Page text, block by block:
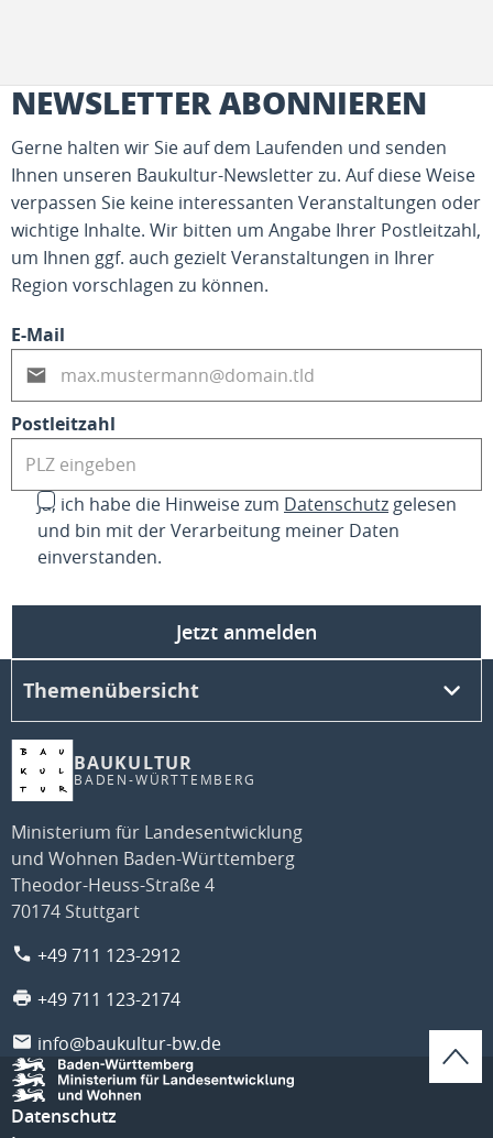
NEWSLETTER ABONNIEREN
Gerne halten wir Sie auf dem Laufenden und senden
Ihnen unseren Baukultur-Newsletter zu. Auf diese Weise
verpassen Sie keine interessanten Veranstaltungen oder
wichtige Inhalte. Wir bitten um Angabe Ihrer Postleitzahl,
um Ihnen ggf. auch gezielt Veranstaltungen in Ihrer
Region vorschlagen zu können.
E-Mail
Postleitzahl
Ja, ich habe die Hinweise zum Datenschutz gelesen
und bin mit der Verarbeitung meiner Daten
einverstanden.
Jetzt anmelden
BAUKULTUR
BADEN-WÜRTTEMBERG
Ministerium für Landesentwicklung
und Wohnen Baden-Württemberg
Theodor-Heuss-Straße 4
70174 Stuttgart
+49 711 123-2912
+49 711 123-2174
info@baukultur-bw.de
Themenübersicht
Datenschutz